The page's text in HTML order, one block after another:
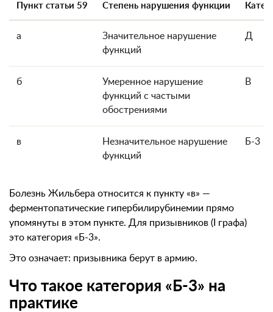
Пункт статьи 59 Степень нарушения функции
а
Значительное нарушение
функций
Д
б
Умеренное нарушение
функций с частыми
обострениями
В
в
Незначительное нарушение
функций
Б-3
Болезнь Жильбера относится к пункту «в» —
ферментопатические гипербилирубинемии прямо
упомянуты в этом пункте. Для призывников (I графа)
это категория «Б-3».
Это означает: призывника берут в армию.
Что такое категория «Б-3» на
практике